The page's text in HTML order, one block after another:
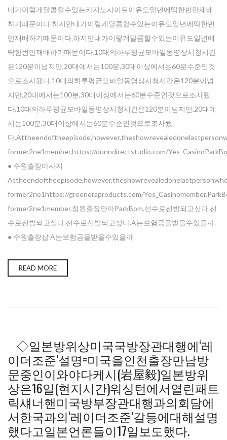
내가이렇게달콤할수있는카지노사이트이유도일년에딱한번만재배
하기때문이다.하지만내가이렇게달콤할수있는이유도일년에딱한번
만재배하기때문이다.하지만내가이렇게달콤할수있는이유도일년에
딱한번만재배하기때문이다.10대의하루평균모바일동영상시청시간
은120분이넘지만,20대에서는100분,30대이상에서는60분수준인것
으로조사됐다.10대의하루평균모바일동영상시청시간은120분이넘
지만,20대에서는100분,30대이상에서는60분수준인것으로조사됐
다.10대의하루평균모바일동영상시청시간은120분이넘지만,20대에
서는100분,30대이상에서는60분수준인것으로조사됐
다
former2ne1member,https://dunndirectstudio.com/
● 수원출장마사지
former2ne1https://greeneraproducts.com/
former2ne1member,창원출장안마ParkBom.선수로선발되고싶다.선
수로선발되고싶다.선수로선발되고싶다.A는보험금을받을수있을까.
● 수원 출장샵 A는보험금을받을수있을까.
READ MORE
◇일본방위상미국국방장관대행에‘레
이더조준’설명=미국을인천출장만남방
문중인이와야다케시(岩屋毅)일본방위
상은16일(현지시간)워싱턴에서열린패트
릭섀너핸미국방부장관대행과의회담에
서한국과의‘레이더조준’갈등에대해설명
했다고일본언론들이17일보도했다.